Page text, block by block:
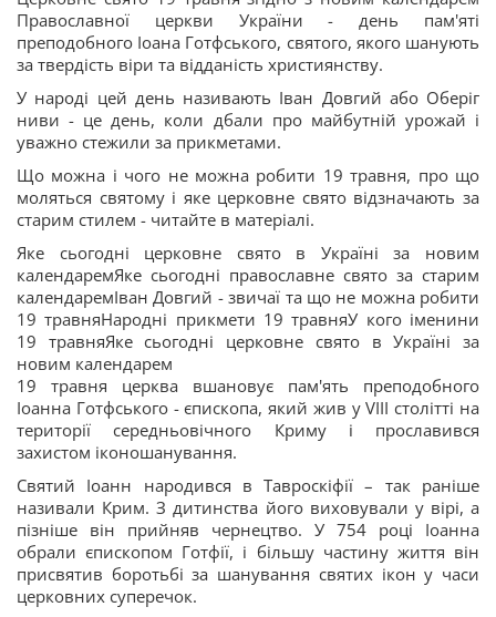
Православної церкви України - день пам'яті
преподобного Іоана Готфського, святого, якого шанують
за твердість віри та відданість християнству.
У народі цей день називають Іван Довгий або Оберіг
ниви - це день, коли дбали про майбутній урожай і
уважно стежили за прикметами.
Що можна і чого не можна робити 19 травня, про що
моляться святому і яке церковне свято відзначають за
старим стилем - читайте в матеріалі.
Яке сьогодні церковне свято в Україні за новим
календаремЯке сьогодні православне свято за старим
календаремІван Довгий - звичаї та що не можна робити
19 травняНародні прикмети 19 травняУ кого іменини
19 травняЯке сьогодні церковне свято в Україні за
новим календарем
19 травня церква вшановує пам'ять преподобного
Іоанна Готфського - єпископа, який жив у VIII столітті на
території середньовічного Криму і прославився
захистом іконошанування.
Святий Іоанн народився в Тавроскіфії – так раніше
називали Крим. З дитинства його виховували у вірі, а
пізніше він прийняв чернецтво. У 754 році Іоанна
обрали єпископом Готфії, і більшу частину життя він
присвятив боротьбі за шанування святих ікон у часи
церковних суперечок.